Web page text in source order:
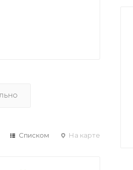
Списком На карте